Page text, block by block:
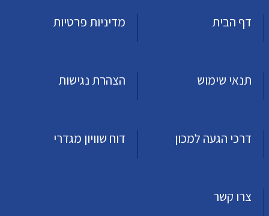
דף הבית
מדיניות פרטיות
תנאי שימוש הצהרת נגישות
דרכי הגעה למכון דוח שוויון מגדרי
צרו קשר